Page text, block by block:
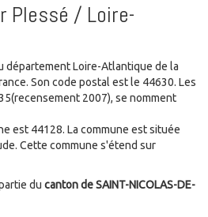
Plessé / Loire-
département Loire-Atlantique de la
Son code postal est le 44630. Les
2007), se nomment
est 44128. La commune est située
Cette commune s'étend sur
du canton de SAINT-NICOLAS-DE-